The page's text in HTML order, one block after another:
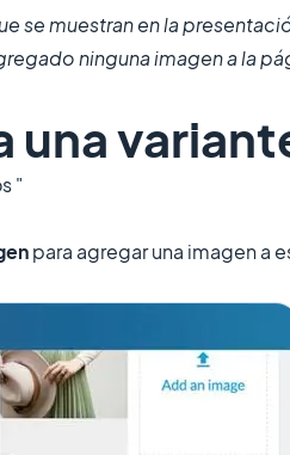
se muestran en la
ninguna imagen a la
una
"
para agregar una imagen a